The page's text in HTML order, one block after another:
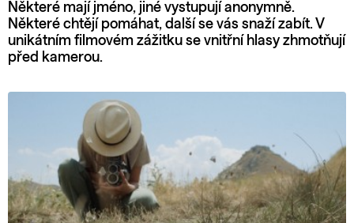
Některé mají jméno, jiné vystupují anonymně.
Některé chtějí pomáhat, další se vás snaží zabít. V
unikátním filmovém zážitku se vnitřní hlasy zhmotňují
před kamerou.